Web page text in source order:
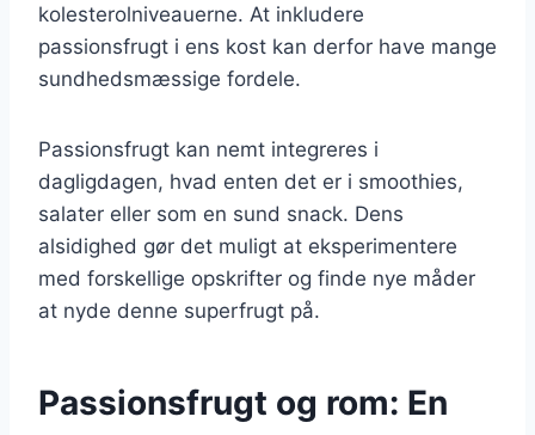
kolesterolniveauerne. At inkludere
passionsfrugt i ens kost kan derfor have mange
sundhedsmæssige fordele.
Passionsfrugt kan nemt integreres i
dagligdagen, hvad enten det er i smoothies,
salater eller som en sund snack. Dens
alsidighed gør det muligt at eksperimentere
med forskellige opskrifter og finde nye måder
at nyde denne superfrugt på.
Passionsfrugt og rom: En